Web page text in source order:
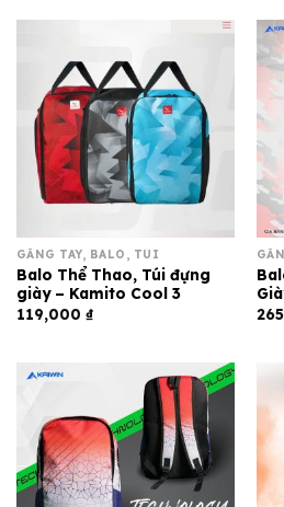
GĂNG TAY, BALO, TÚI
Balo Thể Thao, Túi đựng
giày – Kamito Cool 3
119,000 ₫